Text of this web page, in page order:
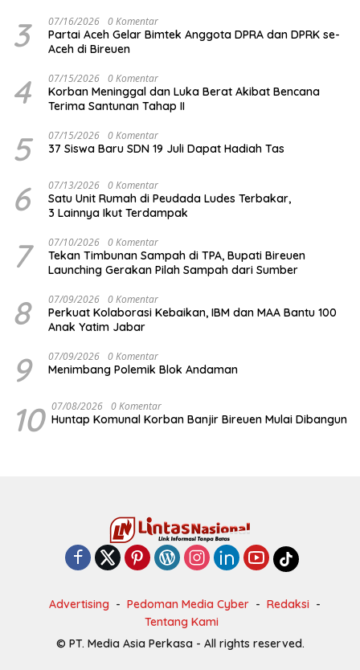
3 07/16/2026 0 Komentar
Partai Aceh Gelar Bimtek Anggota DPRA dan DPRK se-
Aceh di Bireuen
4 07/15/2026 0 Komentar
Korban Meninggal dan Luka Berat Akibat Bencana
Terima Santunan Tahap II
5 07/15/2026 0 Komentar
37 Siswa Baru SDN 19 Juli Dapat Hadiah Tas
6 07/13/2026 0 Komentar
Satu Unit Rumah di Peudada Ludes Terbakar,
3 Lainnya Ikut Terdampak
7 07/10/2026 0 Komentar
Tekan Timbunan Sampah di TPA, Bupati Bireuen
Launching Gerakan Pilah Sampah dari Sumber
8 07/09/2026 0 Komentar
Perkuat Kolaborasi Kebaikan, IBM dan MAA Bantu 100
Anak Yatim Jabar
9 07/09/2026 0 Komentar
Menimbang Polemik Blok Andaman
10 07/08/2026 0 Komentar
Huntap Komunal Korban Banjir Bireuen Mulai Dibangun
Advertising Pedoman Media Cyber
Redaksi
Tentang Kami
© PT. Media Asia Perkasa - All rights reserved.